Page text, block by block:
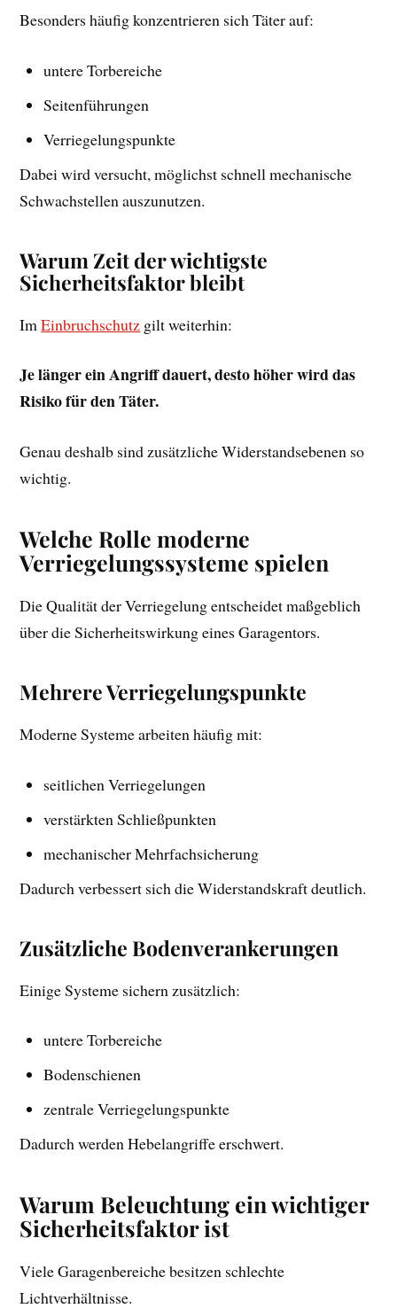
Besonders häufig konzentrieren sich Täter auf:
untere Torbereiche
Seitenführungen
Verriegelungspunkte
Dabei wird versucht, möglichst schnell mechanische
Schwachstellen auszunutzen.
Warum Zeit der wichtigste
Sicherheitsfaktor bleibt
ImEinbruchschutz gilt weiterhin:
Je länger ein Angriff dauert, desto höher wird das
Risiko für den Täter.
Genau deshalb sind zusätzliche Widerstandsebenen so
wichtig.
Welche Rolle moderne
Verriegelungssysteme spielen
Die Qualität der Verriegelung entscheidet maßgeblich
über die Sicherheitswirkung eines Garagentors.
Mehrere Verriegelungspunkte
Moderne Systeme arbeiten häufig mit:
seitlichen Verriegelungen
verstärkten Schließpunkten
mechanischer Mehrfachsicherung
Dadurch verbessert sich die Widerstandskraft deutlich.
Zusätzliche Bodenverankerungen
Einige Systeme sichern zusätzlich:
untere Torbereiche
Bodenschienen
zentrale Verriegelungspunkte
Dadurch werden Hebelangriffe erschwert.
Warum Beleuchtung ein wichtiger
Sicherheitsfaktor ist
Viele Garagenbereiche besitzen schlechte
Lichtverhältnisse.